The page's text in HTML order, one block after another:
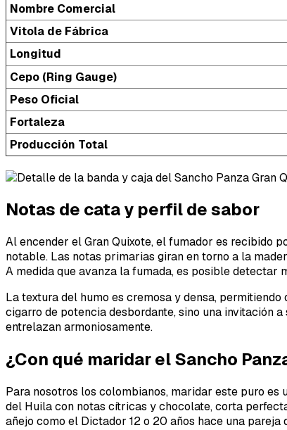
Nombre Comercial
Vitola de Fábrica
Longitud
Cepo (Ring Gauge)
Peso Oficial
Fortaleza
Producción Total
Notas de cata y perfil de sabor
Al encender el Gran Quixote, el fumador es recibido
notable. Las notas primarias giran en torno a la
A medida que avanza la fumada, es posible detectar
La textura del humo es cremosa y densa,
cigarro de potencia desbordante, sino una invitación
entrelazan armoniosamente.
¿Con qué maridar el Sancho
Para nosotros los colombianos, maridar este puro
del Huila con notas cítricas y chocolate, corta
añejo como el Dictador 12 o 20 años hace una